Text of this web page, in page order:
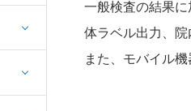
一般検査の結果
体ラベル出力、院
また、モバイル